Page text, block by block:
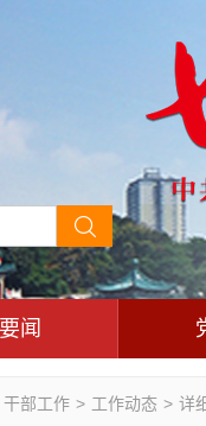
要闻
导活动报道集
干
干部工作 > 工作动态 > 详